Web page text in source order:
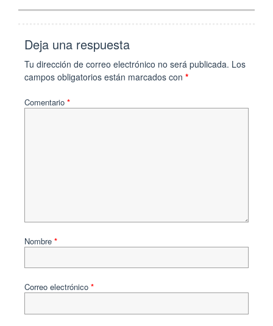
Deja una respuesta
Tu dirección de correo electrónico no será publicada. Los
campos obligatorios están marcados con *
Comentario *
Nombre *
Correo electrónico *